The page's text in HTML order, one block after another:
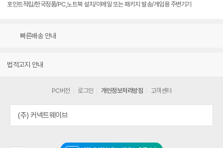
포인트적립/한국정품/PC,노트북 설치/이메일 또는 패키지 발송/게임용 주변기기
빠른배송 안내
법적고지 안내
PC버전 로그인 개인정보처리방침 고객센터
(주) 커넥트웨이브